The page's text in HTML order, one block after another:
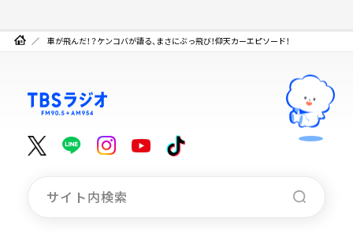
車が飛んだ！？ケンコバが語る、まさにぶっ飛び！仰天カーエピソード！